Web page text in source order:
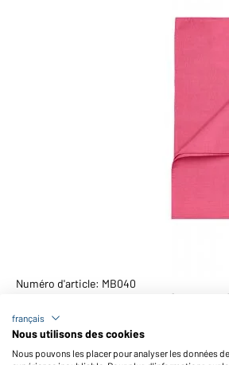
Numéro d'article: MB040
Bandana en poly/coton (rose-vif)
français
Nous utilisons des cookies
Nous pouvons les placer pour analyser les données